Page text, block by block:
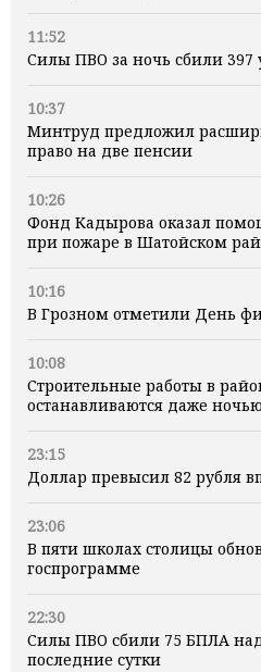
11:52
Силы ПВО за ночь сбили 397
10:37
Минтруд предложил
право на две пенсии
10:26
Фонд Кадырова оказал
при пожаре в Шатойском
10:16
В Грозном отметили День
10:08
Строительные работы в
останавливаются даже ночью
23:15
Доллар превысил 82 рубля
23:06
В пяти школах столицы
госпрограмме
22:30
Силы ПВО сбили 75 БПЛА
последние сутки